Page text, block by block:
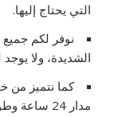
التي يحتاج إليها.
نوفر لكم جميع
الشديدة، ولا
كما نتميز من
مدار 24